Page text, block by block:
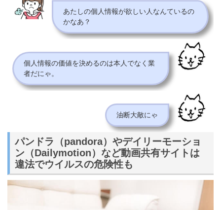
あたしの個人情報が欲しい人なんているの
かなあ？
個人情報の価値を決めるのは本人でなく業
者だにゃ。
油断大敵にゃ
パンドラ（pandora）やデイリーモーショ
ン（Dailymotion）など動画共有サイトは
違法でウイルスの危険性も